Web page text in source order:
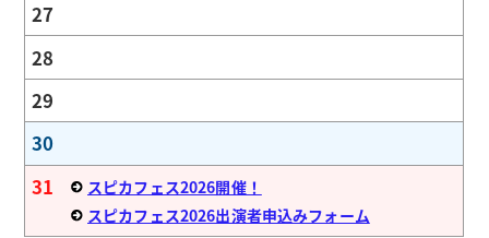
27
28
29
30
31
スピカフェス2026開催！
スピカフェス2026出演者申込みフォーム